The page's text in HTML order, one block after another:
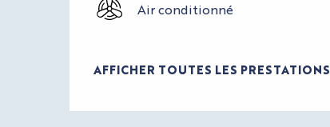
Air conditionné
AFFICHER TOUTES LES PRESTATIONS